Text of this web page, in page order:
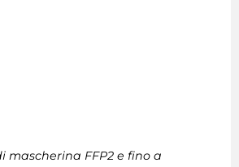
mascherina FFP2 e fino a